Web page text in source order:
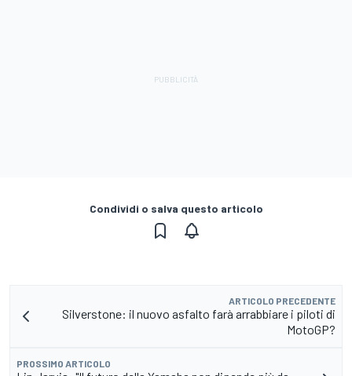
Condividi o salva questo articolo
ARTICOLO PRECEDENTE
Silverstone: il nuovo asfalto farà arrabbiare i piloti di
MotoGP?
PROSSIMO ARTICOLO